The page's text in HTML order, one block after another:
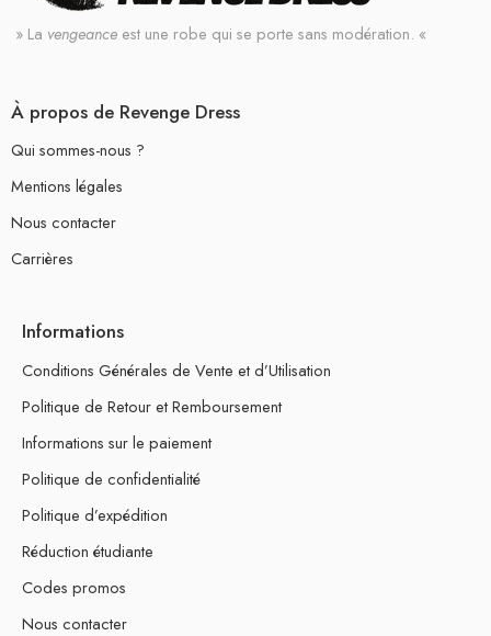
» La vengeance est une robe qui se porte sans modération. «
À propos de Revenge Dress
Qui sommes-nous ?
Mentions légales
Nous contacter
Carrières
Informations
Conditions Générales de Vente et d’Utilisation
Politique de Retour et Remboursement
Informations sur le paiement
Politique de confidentialité
Politique d’expédition
Réduction étudiante
Codes promos
Nous contacter